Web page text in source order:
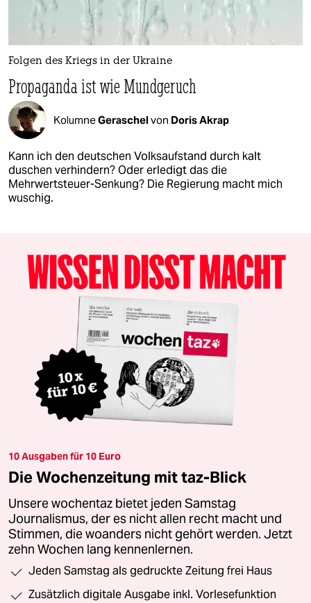
Folgen des Kriegs in der Ukraine
Propaganda ist wie Mundgeruch
KolumneGeraschelvon Doris Akrap
Kann ich den deutschen Volksaufstand durch kalt
duschen verhindern? Oder erledigt das die
Mehrwertsteuer-Senkung? Die Regierung macht mich
wuschig.
10 Ausgaben für 10 Euro
Die Wochenzeitung mit taz-Blick
Unsere wochentaz bietet jeden Samstag
Journalismus, der es nicht allen recht macht und
Stimmen, die woanders nicht gehört werden. Jetzt
zehn Wochen lang kennenlernen.
Jeden Samstag als gedruckte Zeitung frei Haus
Zusätzlich digitale Ausgabe inkl. Vorlesefunktion